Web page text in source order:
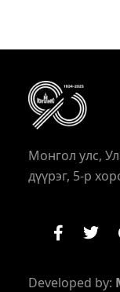
Монгол улс,
дүүрэг, 5-р
Developed by: